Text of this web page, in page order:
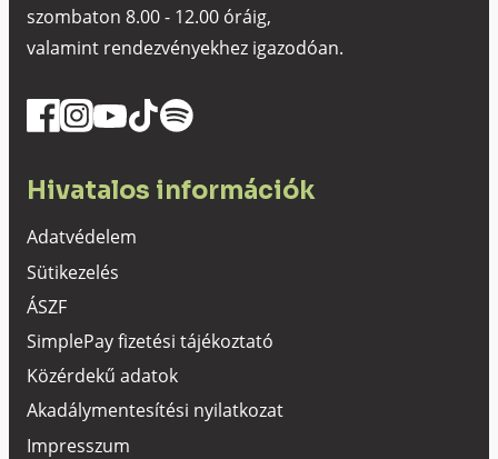
szombaton 8.00 - 12.00 óráig,
valamint rendezvényekhez igazodóan.
Hivatalos információk
Adatvédelem
Sütikezelés
ÁSZF
SimplePay fizetési tájékoztató
Közérdekű adatok
Akadálymentesítési nyilatkozat
Impresszum